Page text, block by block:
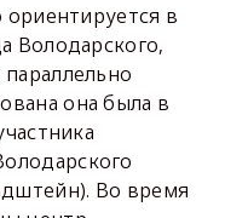
в
Володарского,
она была в
Во время